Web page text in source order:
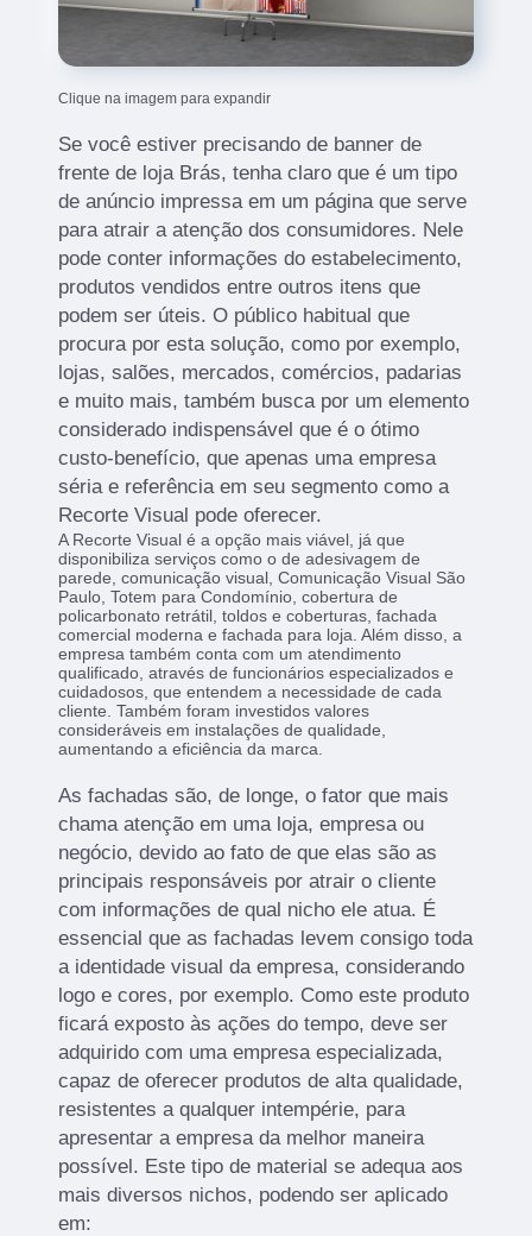
Clique na imagem para expandir
Se você estiver precisando de banner de
frente de loja Brás, tenha claro que é um tipo
de anúncio impressa em um página que serve
para atrair a atenção dos consumidores. Nele
pode conter informações do estabelecimento,
produtos vendidos entre outros itens que
podem ser úteis. O público habitual que
procura por esta solução, como por exemplo,
lojas, salões, mercados, comércios, padarias
e muito mais, também busca por um elemento
considerado indispensável que é o ótimo
custo-benefício, que apenas uma empresa
séria e referência em seu segmento como a
Recorte Visual pode oferecer.
A Recorte Visual é a opção mais viável, já que
disponibiliza serviços como o de adesivagem de
parede, comunicação visual, Comunicação Visual São
Paulo, Totem para Condomínio, cobertura de
policarbonato retrátil, toldos e coberturas, fachada
comercial moderna e fachada para loja. Além disso, a
empresa também conta com um atendimento
qualificado, através de funcionários especializados e
cuidadosos, que entendem a necessidade de cada
cliente. Também foram investidos valores
consideráveis em instalações de qualidade,
aumentando a eficiência da marca.
As fachadas são, de longe, o fator que mais
chama atenção em uma loja, empresa ou
negócio, devido ao fato de que elas são as
principais responsáveis por atrair o cliente
com informações de qual nicho ele atua. É
essencial que as fachadas levem consigo toda
a identidade visual da empresa, considerando
logo e cores, por exemplo. Como este produto
ficará exposto às ações do tempo, deve ser
adquirido com uma empresa especializada,
capaz de oferecer produtos de alta qualidade,
resistentes a qualquer intempérie, para
apresentar a empresa da melhor maneira
possível. Este tipo de material se adequa aos
mais diversos nichos, podendo ser aplicado
em: